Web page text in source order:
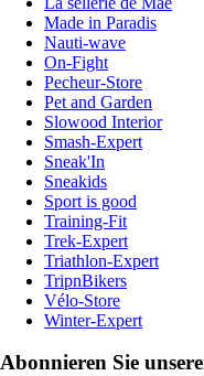
Made in Paradis
Nauti-wave
On-Fight
Pecheur-Store
Pet and Garden
Slowood Interior
Smash-Expert
Sneak'In
Sneakids
Sport is good
Training-Fit
Trek-Expert
Triathlon-Expert
TripnBikers
Vélo-Store
Winter-Expert
Abonnieren Sie